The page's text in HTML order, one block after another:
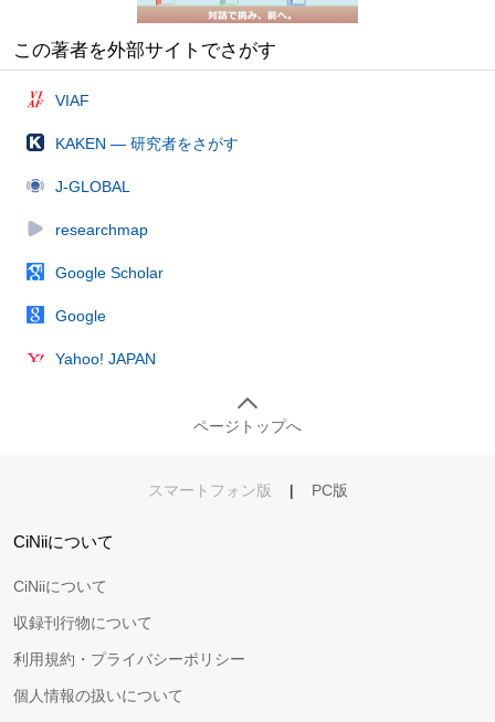
この著者を外部サイトでさがす
VIAF
KAKEN — 研究者をさがす
J-GLOBAL
researchmap
Google Scholar
Google
Yahoo! JAPAN
ページトップへ
スマートフォン版 | PC版
CiNiiについて
CiNiiについて
収録刊行物について
利用規約・プライバシーポリシー
個人情報の扱いについて